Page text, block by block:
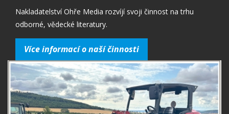
Nakladatelství Ohře Media rozvíjí svoji činnost na trhu
odborné, vědecké literatury.
Více informací o naší činnosti